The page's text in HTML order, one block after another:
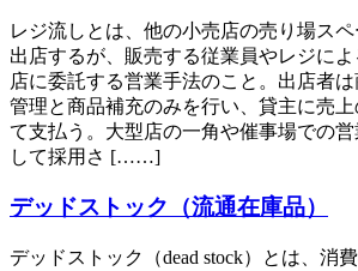
レジ流しとは、他の小売店の売り場ス
出店するが、販売する従業員やレジに
店に委託する営業手法のこと。出店者
管理と商品補充のみを行い、貸主に売
て支払う。大型店の一角や催事場での
して採用さ [……]
デッドストック（流通在庫品）
デッドストック（dead stock）とは、消